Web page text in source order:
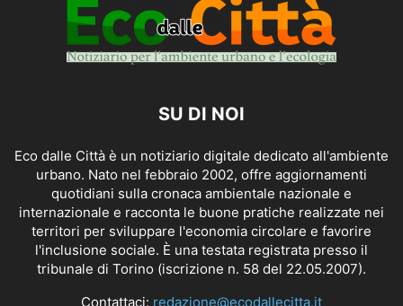
SU DI NOI
Eco dalle Città è un notiziario digitale dedicato all'ambiente
urbano. Nato nel febbraio 2002, offre aggiornamenti
quotidiani sulla cronaca ambientale nazionale e
internazionale e racconta le buone pratiche realizzate nei
territori per sviluppare l'economia circolare e favorire
l'inclusione sociale. È una testata registrata presso il
tribunale di Torino (iscrizione n. 58 del 22.05.2007).
Contattaci: redazione@ecodallecitta.it